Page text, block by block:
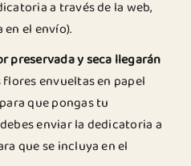
a través de la web,
el envío).
preservada y seca llegarán
envueltas en papel
que pongas tu
enviar la dedicatoria a
que se incluya en el